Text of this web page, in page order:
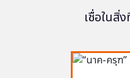
เชื่อในสิ่